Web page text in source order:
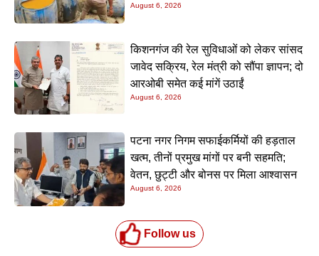
August 6, 2026
किशनगंज की रेल सुविधाओं को लेकर सांसद
जावेद सक्रिय, रेल मंत्री को सौंपा ज्ञापन; दो
आरओबी समेत कई मांगें उठाईं
August 6, 2026
पटना नगर निगम सफाईकर्मियों की हड़ताल
खत्म, तीनों प्रमुख मांगों पर बनी सहमति;
वेतन, छुट्टी और बोनस पर मिला आश्वासन
August 6, 2026
Follow us